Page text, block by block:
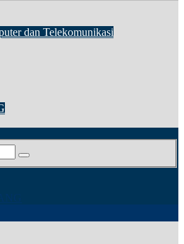
dan Telekomunikasi